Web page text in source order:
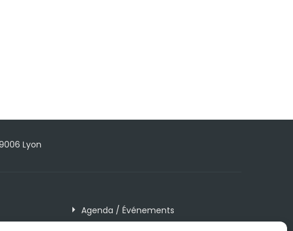
Lyon
Agenda / Événements